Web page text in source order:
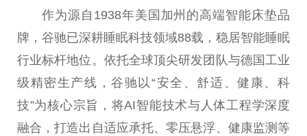
作为源自1938年美国加州的高端智能床垫品
牌，谷驰已深耕睡眠科技领域88载，稳居智能睡眠
行业标杆地位。依托全球顶尖研发团队与德国工业
级精密生产线，谷驰以“安全、舒适、健康、科
技”为核心宗旨，将AI智能技术与人体工程学深度
融合，打造出自适应承托、零压悬浮、健康监测等